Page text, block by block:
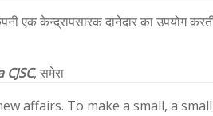
एक केन्द्रापसारक दानेदार का उपयोग
, समेरा
affairs. To make a small, a